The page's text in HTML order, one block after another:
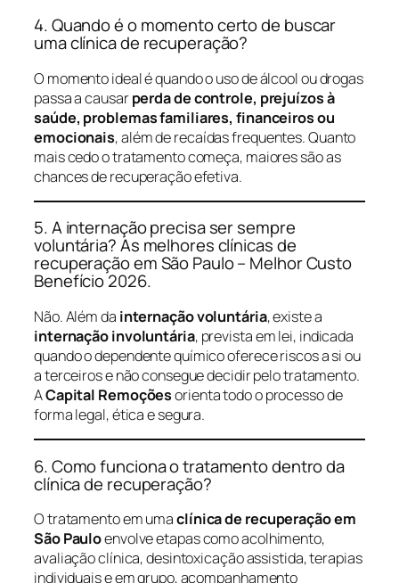
4. Quando é o momento certo de buscar
uma clínica de recuperação?
O momento ideal é quando o uso de álcool ou drogas
passa a causarperda de controle, prejuízos à
saúde, problemas familiares, financeiros ou
emocionais, além de recaídas frequentes. Quanto
mais cedo o tratamento começa, maiores são as
chances de recuperação efetiva.
5. A internação precisa ser sempre
voluntária? As melhores clínicas de
recuperação em São Paulo – Melhor Custo
Benefício 2026.
Não. Além da internação voluntária, existe a
internação involuntária, prevista em lei, indicada
quando o dependente químico oferece riscos a si ou
a terceiros e não consegue decidir pelo tratamento.
ACapital Remoçõesorienta todo o processo de
forma legal, ética e segura.
6. Como funciona o tratamento dentro da
clínica de recuperação?
O tratamento em umaclínica de recuperação em
São Pauloenvolve etapas como acolhimento,
avaliação clínica, desintoxicação assistida, terapias
individuais e em grupo, acompanhamento